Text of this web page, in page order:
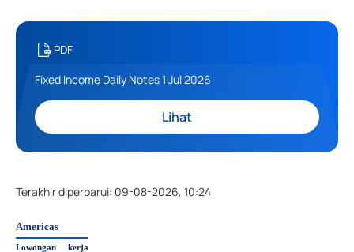
PDF
Fixed Income Daily Notes 1 Jul 2026
Lihat
Terakhir diperbarui: 09-08-2026, 10:24
Americas
Lowongan kerja